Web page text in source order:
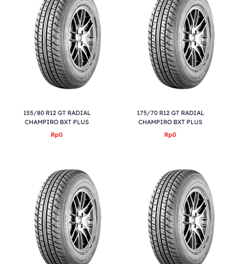
155/80 R12 GT RADIAL
CHAMPIRO BXT PLUS
Rp0
175/70 R12 GT RADIAL
CHAMPIRO BXT PLUS
Rp0